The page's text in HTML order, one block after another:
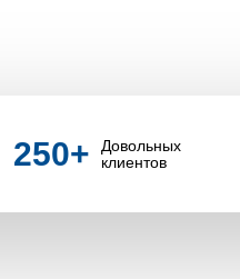
250+
Довольных
клиентов